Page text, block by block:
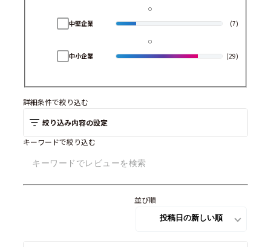
中堅企業 (7)
中小企業 (29)
詳細条件で絞り込む
絞り込み内容の設定
キーワードで絞り込む
並び順